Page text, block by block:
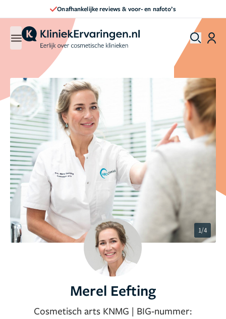
Onafhankelijke reviews & voor- en nafoto’s
1/4
Merel Eefting
Cosmetisch arts KNMG | BIG-nummer: